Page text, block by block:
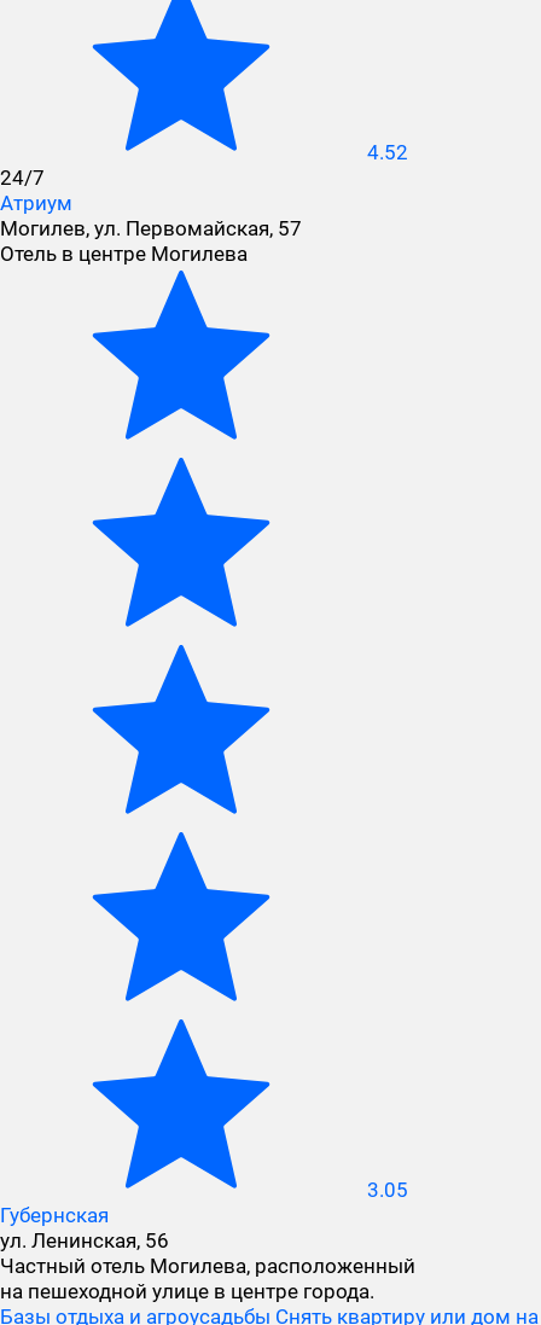
4.52
24/7
Атриум
Могилев, ул. Первомайская, 57
Отель в центре Могилева
3.05
Губернская
ул. Ленинская, 56
Частный отель Могилева, расположенный
на пешеходной улице в центре города.
Базы отдыха и агроусадьбы Снять квартиру или дом на